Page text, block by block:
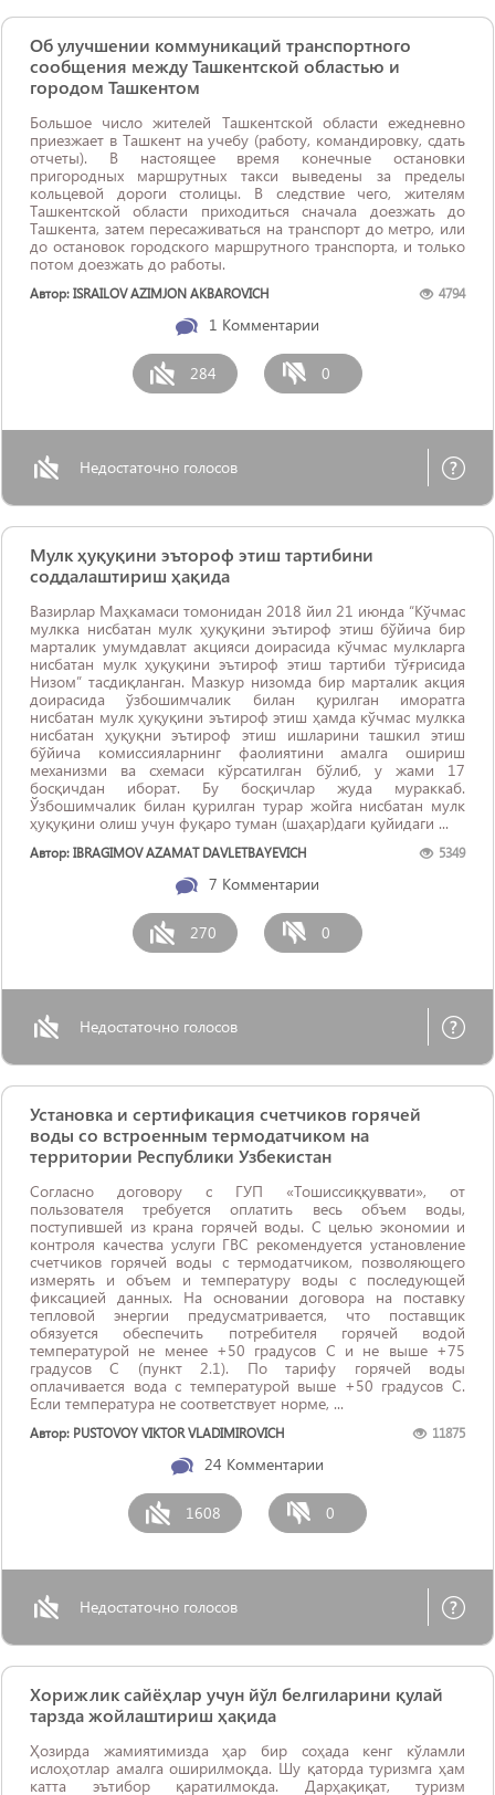
Об улучшении коммуникаций транспортного
сообщения между Ташкентской областью и
городом Ташкентом
Большое число жителей Ташкентской области ежедневно
приезжает в Ташкент на учебу (работу, командировку, сдать
отчеты). В настоящее время конечные остановки
пригородных маршрутных такси выведены за пределы
кольцевой дороги столицы. В следствие чего, жителям
Ташкентской области приходиться сначала доезжать до
Ташкента, затем пересаживаться на транспорт до метро, или
до остановок городского маршрутного транспорта, и только
потом доезжать до работы.
Автор: ISRAILOV AZIMJON AKBAROVICH 4794
1 Комментарии
284 0
Недостаточно голосов
Мулк ҳуқуқини эътороф этиш тартибини
соддалаштириш ҳақида
Вазирлар Маҳкамаси томонидан 2018 йил 21 июнда “Кўчмас
мулкка нисбатан мулк ҳуқуқини эътироф этиш бўйича бир
марталик умумдавлат акцияси доирасида кўчмас мулкларга
нисбатан мулк ҳуқуқини эътироф этиш тартиби тўғрисида
Низом” тасдиқланган. Мазкур низомда бир марталик акция
доирасида ўзбошимчалик билан қурилган иморатга
нисбатан мулк ҳуқуқини эътироф этиш ҳамда кўчмас мулкка
нисбатан ҳуқуқни эътироф этиш ишларини ташкил этиш
бўйича комиссияларнинг фаолиятини амалга ошириш
механизми ва схемаси кўрсатилган бўлиб, у жами 17
босқичдан иборат. Бу босқичлар жуда мураккаб.
Ўзбошимчалик билан қурилган турар жойга нисбатан мулк
ҳуқуқини олиш учун фуқаро туман (шаҳар)даги қуйидаги ...
Автор: IBRAGIMOV AZAMAT DAVLETBAYEVICH 5349
7 Комментарии
270 0
Недостаточно голосов
Установка и сертификация счетчиков горячей
воды со встроенным термодатчиком на
территории Республики Узбекистан
Согласно договору с ГУП «Тошиссиққуввати», от
пользователя требуется оплатить весь объем воды,
поступившей из крана горячей воды. С целью экономии и
контроля качества услуги ГВС рекомендуется установление
счетчиков горячей воды с термодатчиком, позволяющего
измерять и объем и температуру воды с последующей
фиксацией данных. На основании договора на поставку
тепловой энергии предусматривается, что поставщик
обязуется обеспечить потребителя горячей водой
температурой не менее +50 градусов С и не выше +75
градусов С (пункт 2.1). По тарифу горячей воды
оплачивается вода с температурой выше +50 градусов С.
Если температура не соответствует норме, ...
Автор: PUSTOVOY VIKTOR VLADIMIROVICH 11875
24 Комментарии
1608 0
Недостаточно голосов
Хорижлик сайёҳлар учун йўл белгиларини қулай
тарзда жойлаштириш ҳақида
Ҳозирда жамиятимизда ҳар бир соҳада кенг кўламли
ислоҳотлар амалга оширилмоқда. Шу қаторда туризмга ҳам
катта эътибор қаратилмокда. Дарҳақиқат, туризм